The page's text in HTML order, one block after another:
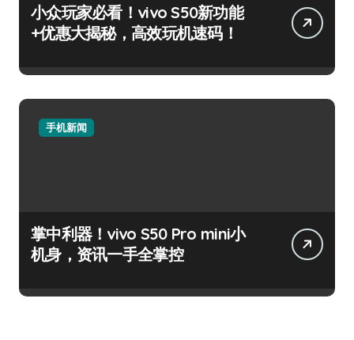
小众玩家必看！vivo S50新功能
+优惠大揭秘，高效玩机速码！
手机新闻
掌中利器！vivo S50 Pro mini小
机身，资讯一手全掌控